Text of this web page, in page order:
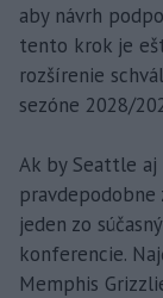
aby návrh
tento krok je
rozšírenie
sezóne 2028/
Ak by Seattle aj
jeden zo
konferencie.
Memphis